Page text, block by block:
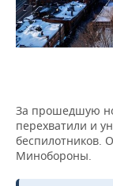
НЕФТЕХИМИЯ
НЕФТЬ
ЭНЕРГЕТИКА
РОЗНИЧНАЯ
НОВОСТИ
МЕРОПРИЯТИЯ
БИЗНЕС-
ONLINE-
ФУТБОЛ
ХОККЕЙ
ОБЩЕСТВО
НОВОСТИ
ВЛАСТЬ
ФОТОГАЛЕРЕЯ
СЮЖЕТЫ
За прошедшую
перехватили и
беспилотников.
Минобороны.